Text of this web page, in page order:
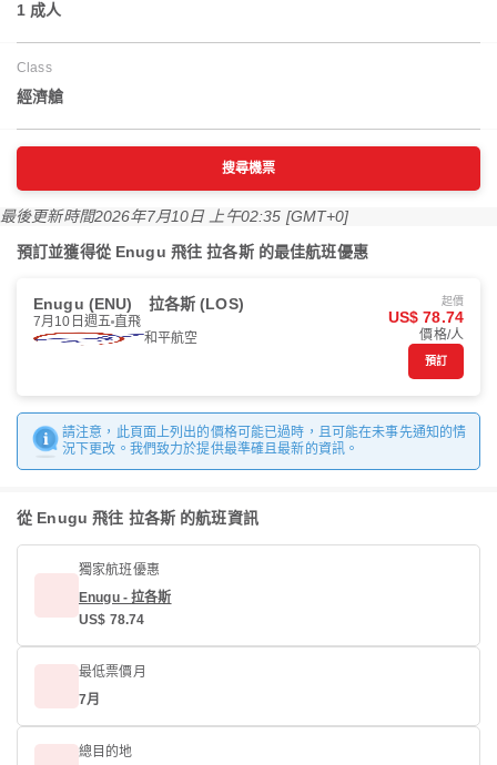
1 成人
Class
經濟艙
搜尋機票
最後更新時間2026年7月10日 上午02:35 [GMT+0]
預訂並獲得從 Enugu 飛往 拉各斯 的最佳航班優惠
Enugu (ENU) 拉各斯 (LOS)
7月10日週五 直飛
和平航空
起價
US$ 78.74
價格/人
預訂
請注意，此頁面上列出的價格可能已過時，且可能在未事先通知的情
況下更改。我們致力於提供最準確且最新的資訊。
從 Enugu 飛往 拉各斯 的航班資訊
獨家航班優惠
Enugu - 拉各斯
US$ 78.74
最低票價月
7月
總目的地